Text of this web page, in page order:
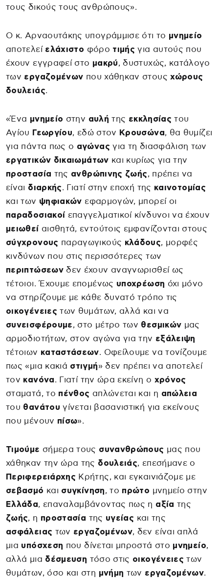
τους δικούς τους ανθρώπους».
Ο κ. Αρναουτάκης υπογράμμισε ότι το μνημείο
αποτελεί ελάχιστο φόρο τιμής για αυτούς που
έχουν εγγραφεί στο μακρύ, δυστυχώς, κατάλογο
των εργαζομένων που χάθηκαν στουςχώρους
δουλειάς.
«Ένα μνημείο στην αυλή της εκκλησίας του
Αγίου Γεωργίου, εδώ στον Κρουσώνα, θα θυμίζει
για πάντα πως ο αγώναςγια τη διασφάλιση των
εργατικών δικαιωμάτων και κυρίως για την
προστασία της ανθρώπινης ζωής, πρέπει να
είναι διαρκής. Γιατί στην εποχή της καινοτομίας
και των ψηφιακών εφαρμογών, μπορεί οι
παραδοσιακοί επαγγελματικοί κίνδυνοι να έχουν
μειωθεί αισθητά, εντούτοις εμφανίζονται στους
σύγχρονους παραγωγικούς κλάδους, μορφές
κινδύνων που στις περισσότερες των
περιπτώσεωνδεν έχουν αναγνωρισθεί ως
τέτοιοι. Έχουμε επομένως υποχρέωση όχι μόνο
να στηρίζουμε με κάθε δυνατό τρόπο τις
οικογένειεςτων θυμάτων, αλλά και να
συνεισφέρουμε, στο μέτρο των θεσμικών μας
αρμοδιοτήτων, στον αγώνα για την εξάλειψη
τέτοιων καταστάσεων. Οφείλουμε να τονίζουμε
πως «μια κακιά στιγμή» δεν πρέπει να αποτελεί
τον κανόνα. Γιατί την ώρα εκείνη ο χρόνος
σταματά, το πένθος απλώνεται και η απώλεια
του θανάτου γίνεται βασανιστική για εκείνους
που μένουν πίσω».
Τιμούμε σήμερα τους συνανθρώπους μας που
χάθηκαν την ώρα της δουλειάς, επεσήμανε ο
Περιφερειάρχης Κρήτης, και εγκαινιάζομε με
σεβασμό και συγκίνηση, το πρώτο μνημείο στην
Ελλάδα, επαναλαμβάνοντας πως η αξία της
ζωής, η προστασία της υγείας και της
ασφάλειας των εργαζομένων, δεν είναι απλά
μια υπόσχεση που δίνεται μπροστά στο μνημείο,
αλλά μια δέσμευση τόσο στις οικογένειες των
θυμάτων, όσο και στη μνήμη των εργαζομένων.